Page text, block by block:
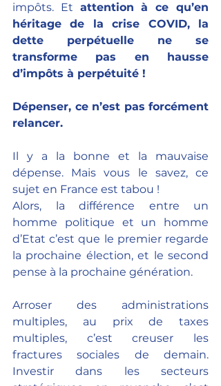
impôts. Et attention à ce qu’en
héritage de la crise COVID, la
dette perpétuelle ne se
transforme pas en hausse
d’impôts à perpétuité !
Dépenser, ce n’est pas forcément
relancer.
Il y a la bonne et la mauvaise
dépense. Mais vous le savez, ce
sujet en France est tabou !
Alors, la différence entre un
homme politique et un homme
d’Etat c’est que le premier regarde
la prochaine élection, et le second
pense à la prochaine génération.
Arroser des administrations
multiples, au prix de taxes
multiples, c’est creuser les
fractures sociales de demain.
Investir dans les secteurs